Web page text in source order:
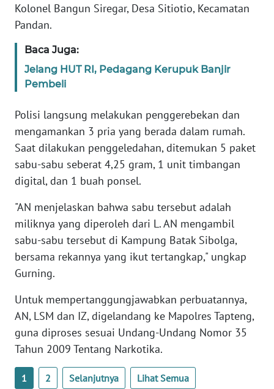
Kolonel Bangun Siregar, Desa Sitiotio, Kecamatan
Pandan.
Baca Juga:
Jelang HUT RI, Pedagang Kerupuk Banjir
Pembeli
Polisi langsung melakukan penggerebekan dan
mengamankan 3 pria yang berada dalam rumah.
Saat dilakukan penggeledahan, ditemukan 5 paket
sabu-sabu seberat 4,25 gram, 1 unit timbangan
digital, dan 1 buah ponsel.
"AN menjelaskan bahwa sabu tersebut adalah
miliknya yang diperoleh dari L. AN mengambil
sabu-sabu tersebut di Kampung Batak Sibolga,
bersama rekannya yang ikut tertangkap," ungkap
Gurning.
Untuk mempertanggungjawabkan perbuatannya,
AN, LSM dan IZ, digelandang ke Mapolres Tapteng,
guna diproses sesuai Undang-Undang Nomor 35
Tahun 2009 Tentang Narkotika.
1 2 Selanjutnya Lihat Semua
WN
NTB
WN
SULTENG
SULBAR
WN
BABEL
SUMBAR
WN
WN
BENGKULU
WN
LAMPUNG
JATENG